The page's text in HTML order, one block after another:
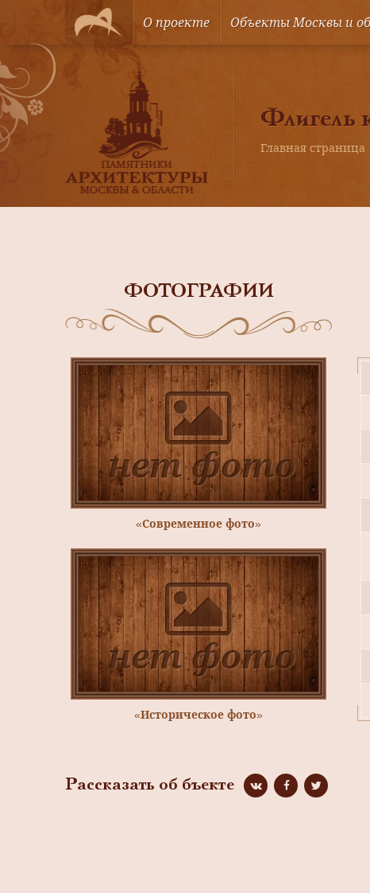
О проекте Объекты Москвы и
Флигель
Главная страница
ФОТОГРАФИИ
«Современное фото»
«Историческое фото»
Рассказать об бъекте